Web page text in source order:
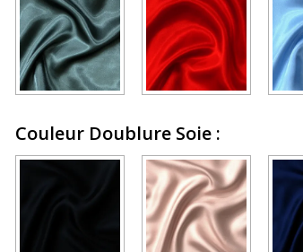
Couleur Doublure Soie :